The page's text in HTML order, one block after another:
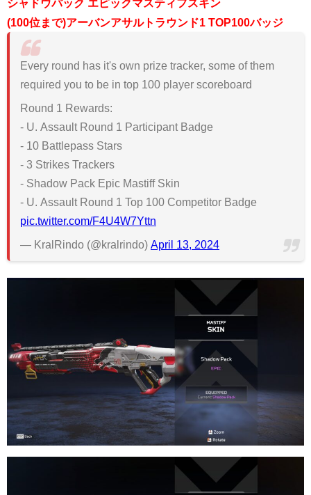
シャドウパック エピックマスティフスキン
(100位まで)アーバンアサルトラウンド1 TOP100バッジ
Every round has it's own prize tracker, some of them
required you to be in top 100 player scoreboard
Round 1 Rewards:
- U. Assault Round 1 Participant Badge
- 10 Battlepass Stars
- 3 Strikes Trackers
- Shadow Pack Epic Mastiff Skin
- U. Assault Round 1 Top 100 Competitor Badge
pic.twitter.com/F4U4W7Yttn
— KralRindo (@kralrindo) April 13, 2024